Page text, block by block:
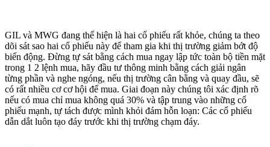
GIL và MWG đang thể hiện là hai cổ phiếu rất khỏe, chúng ta theo
dõi sát sao hai cổ phiếu này để tham gia khi thị trường giảm bớt độ
biến động. Đừng tự sát bằng cách mua ngay lập tức toàn bộ tiền mặt
trong 1 2 lệnh mua, hãy đầu tư thông minh bằng cách giải ngân
từng phần và nghe ngóng, nếu thị trường cân bằng và quay đầu, sẽ
có rất nhiều cơ cơ hội để mua. Giai đoạn này chúng tôi xác định rõ
nếu có mua chỉ mua không quá 30% và tập trung vào những cổ
phiếu mạnh, tự tách được mình khỏi đám hỗn loạn: Các cổ phiếu
dẫn dắt luôn tạo đáy trước khi thị trường chạm đáy.